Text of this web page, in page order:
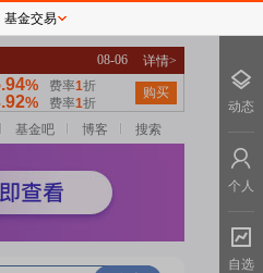
基金吧 博客 搜索
基金交易
动态
个人
自选